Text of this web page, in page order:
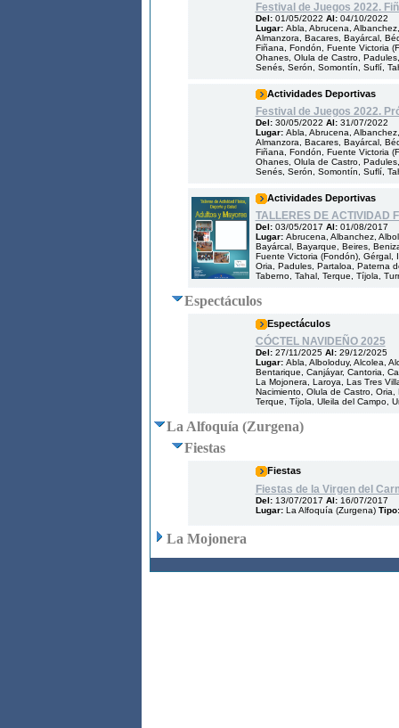
Festival de Juegos 2022.
Del: 01/05/2022 Al: 04/10/2022
Lugar: Abla, Abrucena,
Almanzora, Bacares, Bayárcal,
Fiñana, Fondón, Fuente Victoria
Ohanes, Olula de Castro,
Senés, Serón, Somontín, Suflí,
Actividades Deportivas
Festival de Juegos 2022.
Del: 30/05/2022 Al: 31/07/2022
Lugar: Abla, Abrucena,
Almanzora, Bacares, Bayárcal,
Fiñana, Fondón, Fuente Victoria
Ohanes, Olula de Castro,
Senés, Serón, Somontín, Suflí,
Actividades Deportivas
TALLERES DE ACTIVIDAD
Del: 03/05/2017 Al: 01/08/2017
Lugar: Abrucena, Albanchez,
Bayárcal, Bayarque, Beires,
Fuente Victoria (Fondón), Gérgal,
Oria, Padules, Partaloa, Paterna
Taberno, Tahal, Terque, Tíjola,
Espectáculos
Espectáculos
CÓCTEL NAVIDEÑO 2025
Del: 27/11/2025 Al: 29/12/2025
Lugar: Abla, Alboloduy, Alcolea,
Bentarique, Canjáyar, Cantoria,
La Mojonera, Laroya, Las Tres
Nacimiento, Olula de Castro,
Terque, Tíjola, Uleila del Campo,
La Alfoquía (Zurgena)
Fiestas
Fiestas
Fiestas de la Virgen del
Del: 13/07/2017 Al: 16/07/2017
Lugar: La Alfoquía (Zurgena)
La Mojonera